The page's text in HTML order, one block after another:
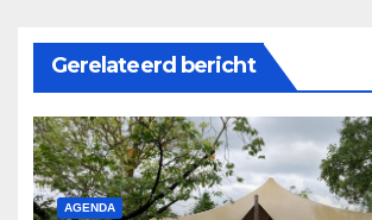
Gerelateerd bericht
AGENDA